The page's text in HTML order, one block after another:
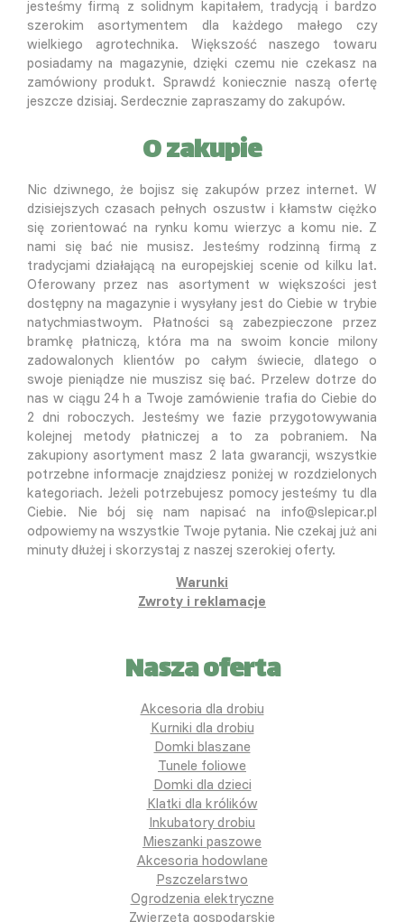
jesteśmy firmą z solidnym kapitałem, tradycją i bardzo
szerokim asortymentem dla każdego małego czy
wielkiego agrotechnika. Większość naszego towaru
posiadamy na magazynie, dzięki czemu nie czekasz na
zamówiony produkt. Sprawdź koniecznie naszą ofertę
jeszcze dzisiaj. Serdecznie zapraszamy do zakupów.
O zakupie
Nic dziwnego, że bojisz się zakupów przez internet. W
dzisiejszych czasach pełnych oszustw i kłamstw ciężko
się zorientować na rynku komu wierzyc a komu nie. Z
nami się bać nie musisz. Jesteśmy rodzinną firmą z
tradycjami działającą na europejskiej scenie od kilku lat.
Oferowany przez nas asortyment w większości jest
dostępny na magazynie i wysyłany jest do Ciebie w trybie
natychmiastwoym. Płatności są zabezpieczone przez
bramkę płatniczą, która ma na swoim koncie milony
zadowalonych klientów po całym świecie, dlatego o
swoje pieniądze nie muszisz się bać. Przelew dotrze do
nas w ciągu 24 h a Twoje zamówienie trafia do Ciebie do
2 dni roboczych. Jesteśmy we fazie przygotowywania
kolejnej metody płatniczej a to za pobraniem. Na
zakupiony asortyment masz 2 lata gwarancji, wszystkie
potrzebne informacje znajdziesz poniżej w rozdzielonych
kategoriach. Jeżeli potrzebujesz pomocy jesteśmy tu dla
Ciebie. Nie bój się nam napisać na info@slepicar.pl
odpowiemy na wszystkie Twoje pytania. Nie czekaj już ani
minuty dłużej i skorzystaj z naszej szerokiej oferty.
Warunki
Zwroty i reklamacje
Nasza oferta
Akcesoria dla drobiu
Kurniki dla drobiu
Domki blaszane
Tunele foliowe
Domki dla dzieci
Klatki dla królików
Inkubatory drobiu
Mieszanki paszowe
Akcesoria hodowlane
Pszczelarstwo
Ogrodzenia elektryczne
Zwierzęta gospodarskie